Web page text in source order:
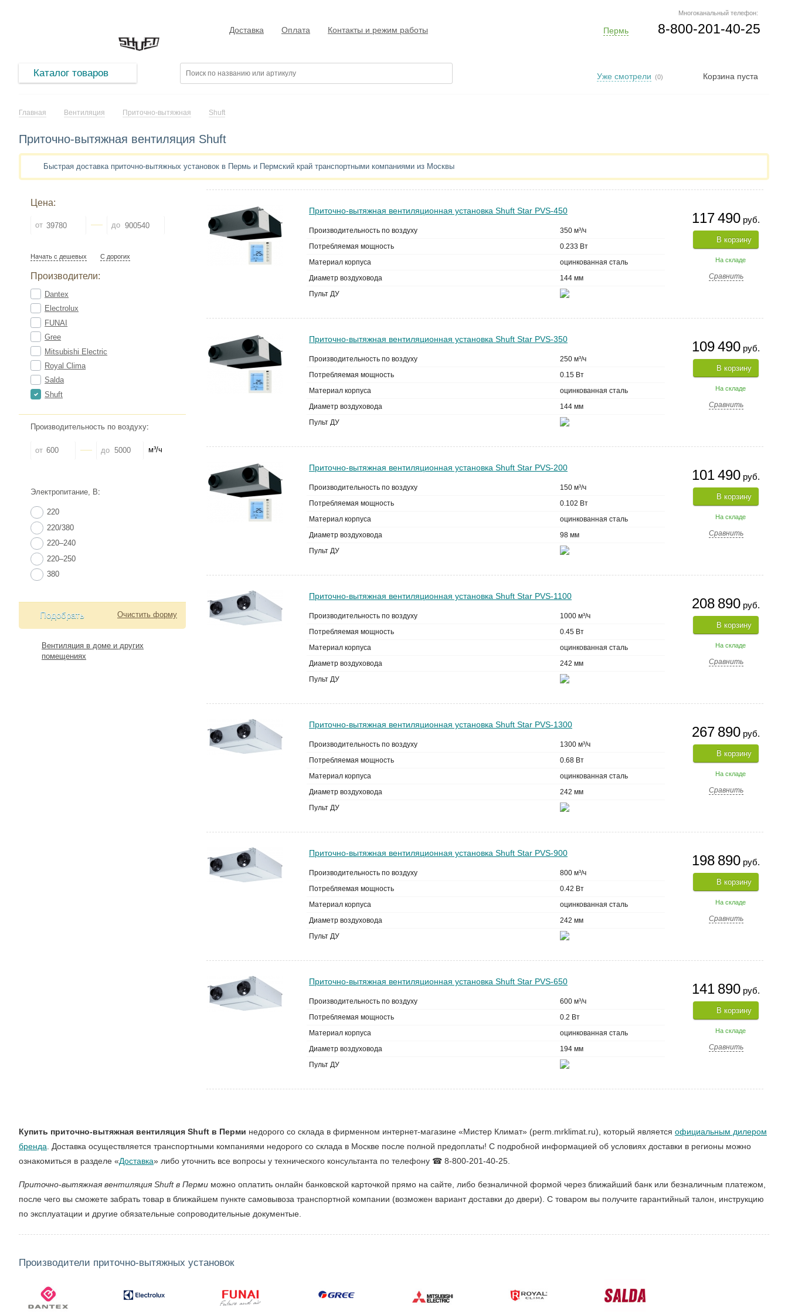
Многоканальный телефон:
8-800-201-40-25
Пермь
Доставка Оплата Контакты и режим работы
Каталог товаров Корзина пуста
Уже смотрели (0)
Главная Вентиляция Приточно-вытяжная Shuft
Приточно-вытяжная вентиляция Shuft
Быстрая доставка приточно-вытяжных установок в Пермь и Пермский край транспортными компаниями из Москвы
Цена:
от до
Начать с дешевых С дорогих
Производители:
Dantex
Electrolux
FUNAI
Gree
Mitsubishi Electric
Royal Clima
Salda
Shuft
Производительность по воздуху:
от до м³/ч
Электропитание, В:
220
220/380
220–240
220–250
380
Очистить форму
Подобрать
Вентиляция в доме и других
помещениях
117 490 руб.
В корзину
На складе
Сравнить
Приточно-вытяжная вентиляционная установка Shuft Star PVS-450
Производительность по воздуху
350 м³/ч
Потребляемая мощность
0.233 Вт
Материал корпуса
оцинкованная сталь
Диаметр воздуховода
144 мм
Пульт ДУ
109 490 руб.
В корзину
На складе
Сравнить
Приточно-вытяжная вентиляционная установка Shuft Star PVS-350
Производительность по воздуху
250 м³/ч
Потребляемая мощность
0.15 Вт
Материал корпуса
оцинкованная сталь
Диаметр воздуховода
144 мм
Пульт ДУ
101 490 руб.
В корзину
На складе
Сравнить
Приточно-вытяжная вентиляционная установка Shuft Star PVS-200
Производительность по воздуху
150 м³/ч
Потребляемая мощность
0.102 Вт
Материал корпуса
оцинкованная сталь
Диаметр воздуховода
98 мм
Пульт ДУ
208 890 руб.
В корзину
На складе
Сравнить
Приточно-вытяжная вентиляционная установка Shuft Star PVS-1100
Производительность по воздуху
1000 м³/ч
Потребляемая мощность
0.45 Вт
Материал корпуса
оцинкованная сталь
Диаметр воздуховода
242 мм
Пульт ДУ
267 890 руб.
В корзину
На складе
Сравнить
Приточно-вытяжная вентиляционная установка Shuft Star PVS-1300
Производительность по воздуху
1300 м³/ч
Потребляемая мощность
0.68 Вт
Материал корпуса
оцинкованная сталь
Диаметр воздуховода
242 мм
Пульт ДУ
198 890 руб.
В корзину
На складе
Сравнить
Приточно-вытяжная вентиляционная установка Shuft Star PVS-900
Производительность по воздуху
800 м³/ч
Потребляемая мощность
0.42 Вт
Материал корпуса
оцинкованная сталь
Диаметр воздуховода
242 мм
Пульт ДУ
141 890 руб.
В корзину
На складе
Сравнить
Приточно-вытяжная вентиляционная установка Shuft Star PVS-650
Производительность по воздуху
600 м³/ч
Потребляемая мощность
0.2 Вт
Материал корпуса
оцинкованная сталь
Диаметр воздуховода
194 мм
Пульт ДУ
Купить приточно-вытяжная вентиляция Shuft в Перми недорого со склада в фирменном интернет-магазине «Мистер Климат» (perm.mrklimat.ru), который является официальным дилером
бренда . Доставка осуществляется транспортными компаниями недорого со склада в Москве после полной предоплаты! С подробной информацией об условиях доставки в регионы можно
ознакомиться в разделе «Доставка» либо уточнить все вопросы у технического консультанта по телефону ☎ 8-800-201-40-25.
Приточно-вытяжная вентиляция Shuft в Перми можно оплатить онлайн банковской карточкой прямо на сайте, либо безналичной формой через ближайший банк или безналичным платежом,
после чего вы сможете забрать товар в ближайшем пункте самовывоза транспортной компании (возможен вариант доставки до двери). С товаром вы получите гарантийный талон, инструкцию
по эксплуатации и другие обязательные сопроводительные документые.
Производители приточно-вытяжных установок